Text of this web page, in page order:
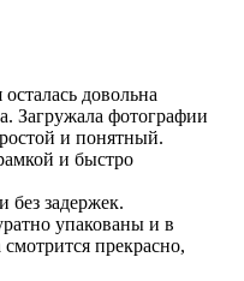
довольна
Загружала фотографии
и понятный.
и быстро
без задержек.
упакованы и в
прекрасно,